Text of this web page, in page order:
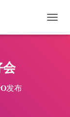
会
发布